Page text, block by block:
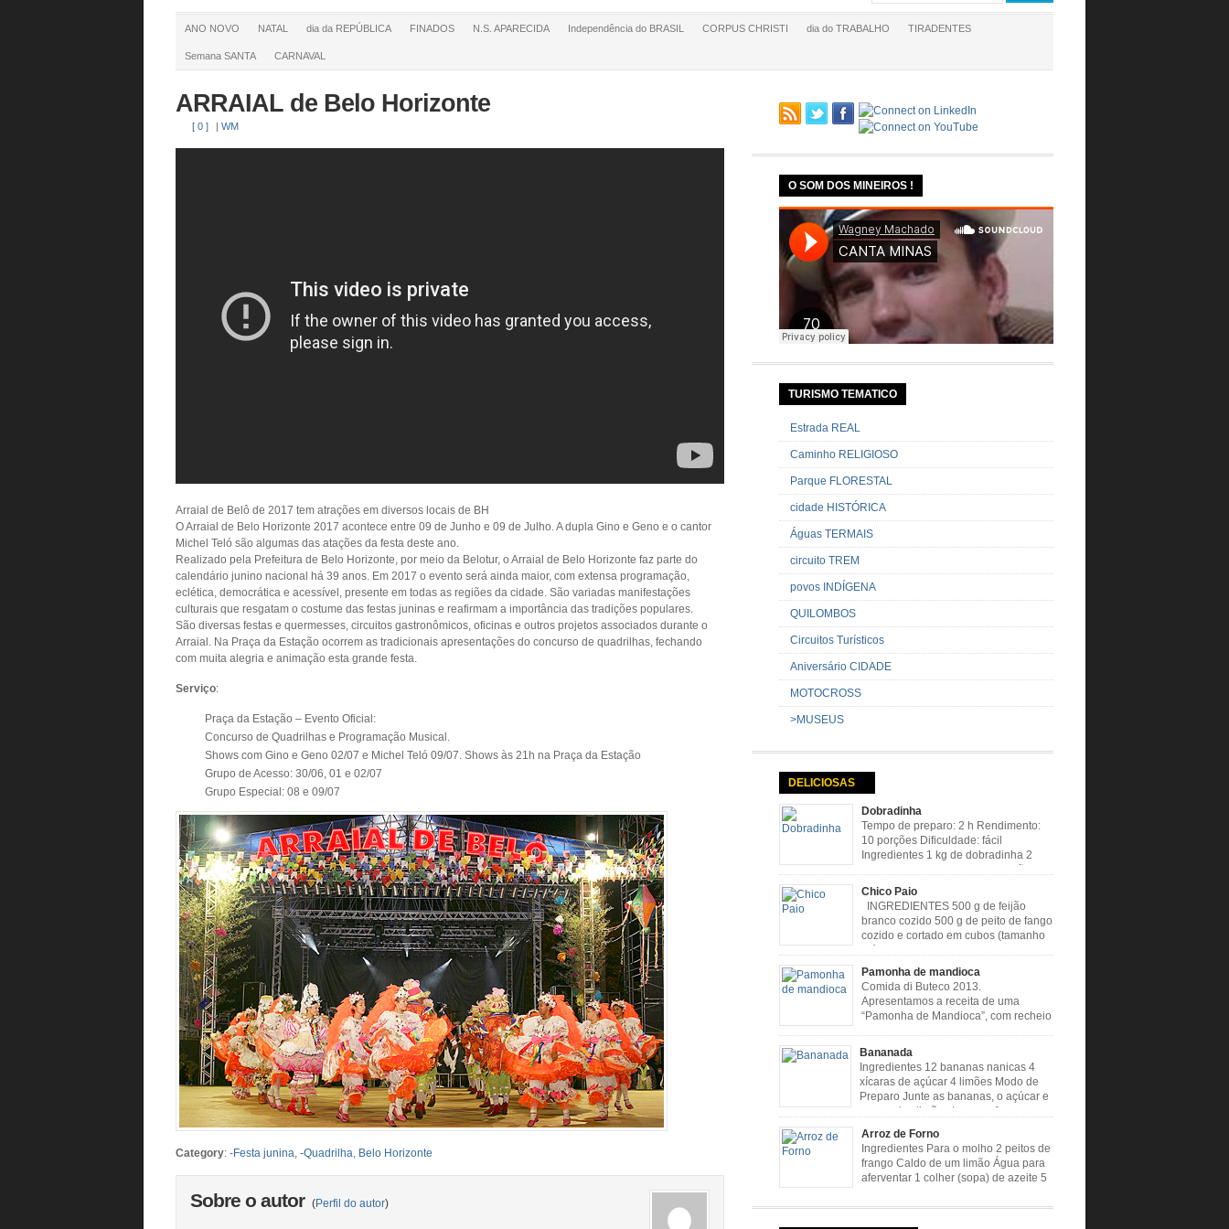
ANO NOVO NATAL dia da REPÚBLICA FINADOS N.S. APARECIDA Independência do BRASIL CORPUS CHRISTI dia do TRABALHO TIRADENTES
Semana SANTA CARNAVAL
ARRAIAL de Belo Horizonte
[ 0 ] | WM
Arraial de Belô de 2017 tem atrações em diversos locais de BH
O Arraial de Belo Horizonte 2017 acontece entre 09 de Junho e 09 de Julho. A dupla Gino e Geno e o cantor
Michel Teló são algumas das atações da festa deste ano.
Realizado pela Prefeitura de Belo Horizonte, por meio da Belotur, o Arraial de Belo Horizonte faz parte do
calendário junino nacional há 39 anos. Em 2017 o evento será ainda maior, com extensa programação,
eclética, democrática e acessível, presente em todas as regiões da cidade. São variadas manifestações
culturais que resgatam o costume das festas juninas e reafirmam a importância das tradições populares.
São diversas festas e quermesses, circuitos gastronômicos, oficinas e outros projetos associados durante o
Arraial. Na Praça da Estação ocorrem as tradicionais apresentações do concurso de quadrilhas, fechando
com muita alegria e animação esta grande festa.
Serviço:
Praça da Estação – Evento Oficial:
Concurso de Quadrilhas e Programação Musical.
Shows com Gino e Geno 02/07 e Michel Teló 09/07. Shows às 21h na Praça da Estação
Grupo de Acesso: 30/06, 01 e 02/07
Grupo Especial: 08 e 09/07
Category: -Festa junina, -Quadrilha, Belo Horizonte
Sobre o autor (Perfil do autor)
O SOM DOS MINEIROS !
TURISMO TEMATICO
Estrada REAL
Caminho RELIGIOSO
Parque FLORESTAL
cidade HISTÓRICA
Águas TERMAIS
circuito TREM
povos INDÍGENA
QUILOMBOS
Circuitos Turísticos
Aniversário CIDADE
MOTOCROSS
>MUSEUS
DELICIOSAS
Dobradinha
Tempo de preparo: 2 h Rendimento:
10 porções Dificuldade: fácil
Ingredientes 1 kg de dobradinha 2
colheres (sopa) de caldo de limão 2
colheres (sopa) de óleo 3 tomates 1 cebola 4 dentes
de alho Cheiro verde Cominho Colorau Pimenta a
gosto Modo de Preparo: Lavar muito bem a
dobradinha com limão. Deixar de molho […]
Chico Paio
INGREDIENTES 500 g de feijão
branco cozido 500 g de peito de fango
cozido e cortado em cubos (tamanho
em cubos) 2 linguiça paio (picado em cubos) 300 g de
bacon (picado em cubos) 1 lata de milho verde 2
dentes de alho amassado 3 colheres de óleo 2 […]
Pamonha de mandioca
Comida di Buteco 2013.
Apresentamos a receita de uma
“Pamonha de Mandioca”, com recheio
pelo idealizador do Comida di Buteco, Eduardo Maya.
Ingredientes (para 02 pamonhas): Massa: 15gr de
cebola picadinha 100gr de mandioca crua ralada e
espremida 1 colher café de manteiga 35ml de leite
Palha de milho verde 1 […]
Bananada
Ingredientes 12 bananas nanicas 4
xícaras de açúcar 4 limões Modo de
Preparo Junte as bananas, o açúcar e
o suco dos limões Leve ao fogo e
retire quando estiver desgrudando do fundo da panela
Tempo de Preparo Dificuldade: Fácil Tempo de
Preparo: 40 minutos
http://eusoumineirouaiso.com.br/culinaria-
mineira/bananada#tempo-de-preparo
Arroz de Forno
Ingredientes Para o molho 2 peitos de
frango Caldo de um limão Água para
aferventar 1 colher (sopa) de azeite 5
grande picada em cubos Tempero caseiro verde 1